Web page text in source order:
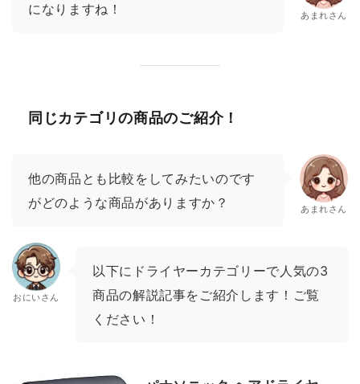
になりますね！ あまれさん
同じカテゴリの商品のご紹介！
他の商品とも比較をしてみたいのです
がどのような商品がありますか？
あまれさん
おにいさん
以下にドライヤーカテゴリーで人気の3
商品の解説記事をご紹介します！ご覧
ください！